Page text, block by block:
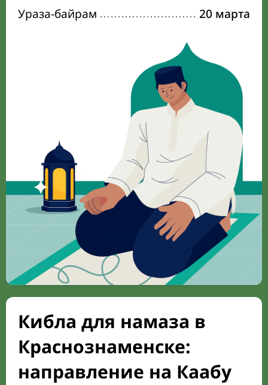
Ураза-байрам
20 марта
Кибла для намаза в
Краснознаменске:
направление на Каабу